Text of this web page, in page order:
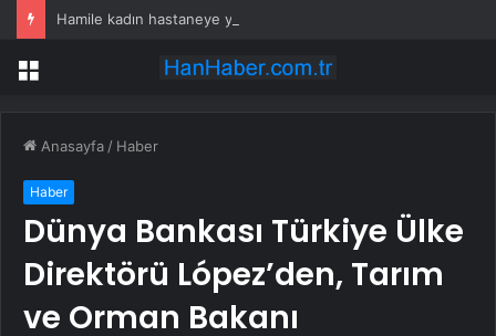
Menü
Anasayfa / Haber
Haber
Dünya Bankası Türkiye Ülke
Direktörü López’den, Tarım
ve Orman Bakanı